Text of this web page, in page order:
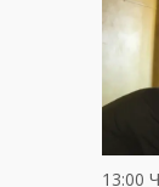
13:00